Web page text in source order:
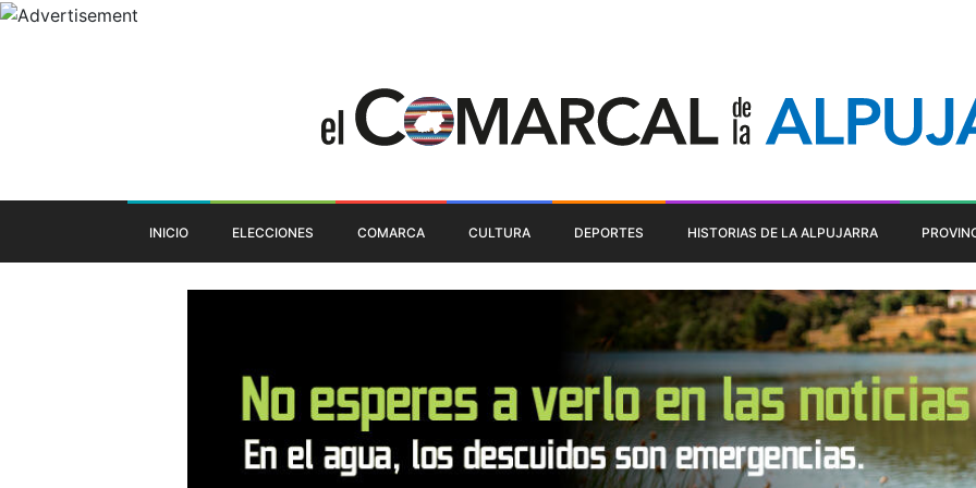
INICIO ELECCIONES COMARCA CULTURA DEPORTES HISTORIAS DE LA ALPUJARRA